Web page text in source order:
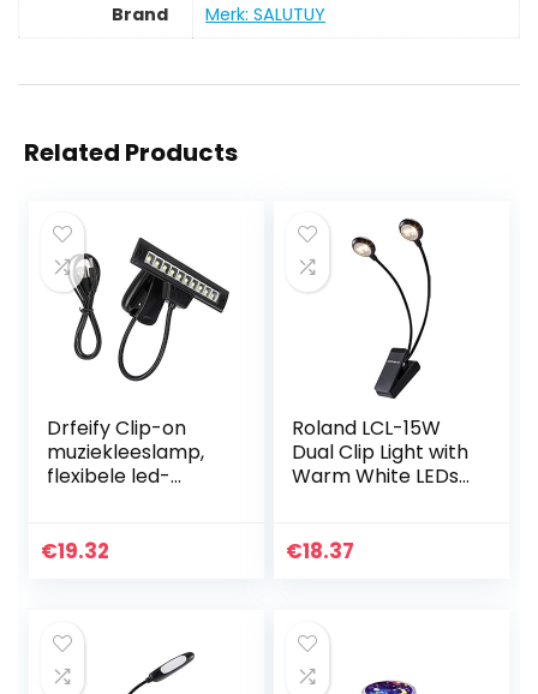
Brand Merk: SALUTUY
Related Products
Drfeify Clip-on
muziekleeslamp,
flexibele led-
voor
€19.32
Roland LCL-15W
Dual Clip Light with
Warm White LEDs,
€18.37